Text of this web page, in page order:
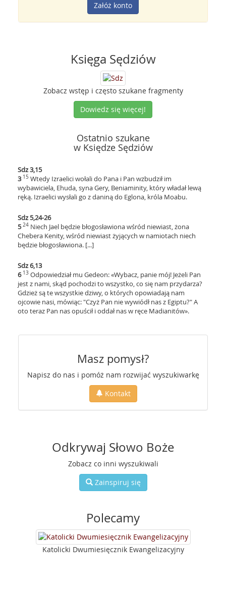
Załóż konto
Księga Sędziów
Zobacz wstęp i często szukane fragmenty
Dowiedz się więcej!
Ostatnio szukane
w Księdze Sędziów
Sdz 3,15
3 15 Wtedy Izraelici wołali do Pana i Pan wzbudził im
wybawiciela, Ehuda, syna Gery, Beniaminity, który władał lewą
ręką. Izraelici wysłali go z daniną do Eglona, króla Moabu.
Sdz 5,24-26
5 24 Niech Jael będzie błogosławiona wśród niewiast, żona
Chebera Kenity, wśród niewiast żyjących w namiotach niech
będzie błogosławiona. [...]
Sdz 6,13
6 13 Odpowiedział mu Gedeon: «Wybacz, panie mój! Jeżeli Pan
jest z nami, skąd pochodzi to wszystko, co się nam przydarza?
Gdzież są te wszystkie dziwy, o których opowiadają nam
ojcowie nasi, mówiąc: "Czyż Pan nie wywiódł nas z Egiptu?" A
oto teraz Pan nas opuścił i oddał nas w ręce Madianitów».
Masz pomysł?
Napisz do nas i pomóż nam rozwijać wyszukiwarkę
Kontakt
Odkrywaj Słowo Boże
Zobacz co inni wyszukiwali
Zainspiruj się
Polecamy
Katolicki Dwumiesięcznik Ewangelizacyjny